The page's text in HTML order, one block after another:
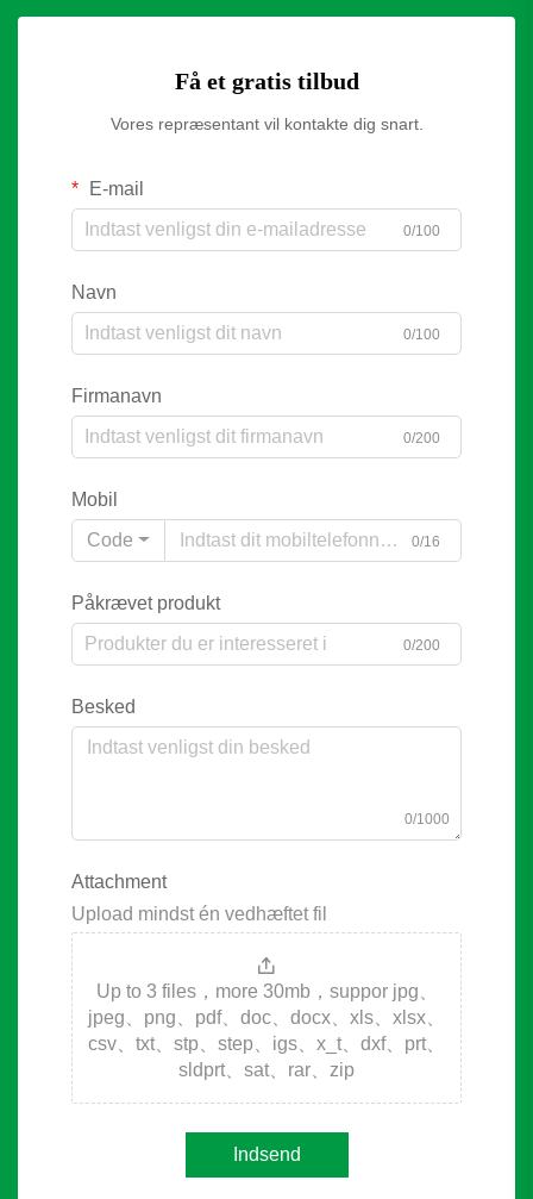
Få et gratis tilbud
Vores repræsentant vil kontakte dig snart.
E-mail
0/100
Navn
0/100
Firmanavn
0/200
Mobil
Code
0/16
Påkrævet produkt
0/200
Besked
0/1000
Attachment
Upload mindst én vedhæftet fil
Up to 3 files，more 30mb，suppor jpg、
jpeg、png、pdf、doc、docx、xls、xlsx、
csv、txt、stp、step、igs、x_t、dxf、prt、
sldprt、sat、rar、zip
Indsend